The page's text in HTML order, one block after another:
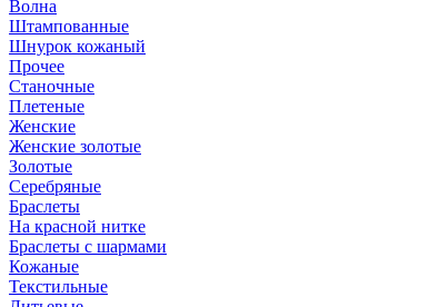
Волна
Штампованные
Шнурок кожаный
Прочее
Станочные
Плетеные
Женские
Женские золотые
Золотые
Серебряные
Браслеты
На красной нитке
Браслеты с шармами
Кожаные
Текстильные